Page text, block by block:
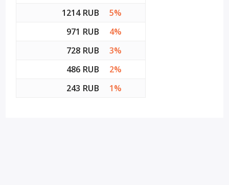
1214 RUB
5%
971 RUB
4%
728 RUB
3%
486 RUB
2%
243 RUB
1%